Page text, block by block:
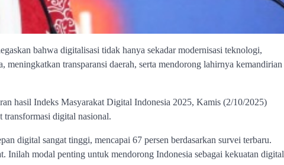
bahwa digitalisasi tidak hanya sekadar modernisasi teknologi,
transparansi daerah, serta mendorong lahirnya kemandirian
hasil Indeks Masyarakat Digital Indonesia 2025, Kamis (2/10/2025)
transformasi digital nasional.
digital sangat tinggi, mencapai 67 persen berdasarkan survei terbaru.
Inilah modal penting untuk mendorong Indonesia sebagai kekuatan digital